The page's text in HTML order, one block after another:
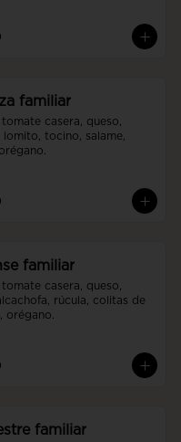
familiar
casera, queso,
lomito, tocino, salame,
familiar
casera, queso,
rúcula, colitas de
orégano.
familiar